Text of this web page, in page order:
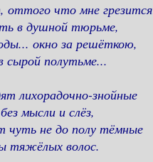
оттого что мне грезится
в душной тюрьме,
окно за решёткою,
сырой полутьме...
лихорадочно-знойные
мысли и слёз,
чуть не до полу тёмные
тяжёлых волос.